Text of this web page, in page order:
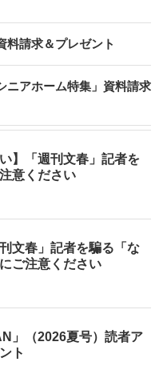
料請求＆プレゼント
ニアホーム特集」資料請求
】「週刊文春」記者を
意ください
文春」記者を騙る「な
ご注意ください
」（2026夏号）読者ア
ト